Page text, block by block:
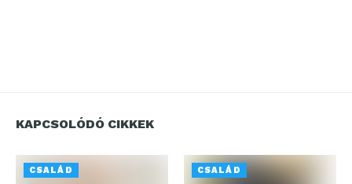
KAPCSOLÓDÓ CIKKEK
CSALÁD CSALÁD